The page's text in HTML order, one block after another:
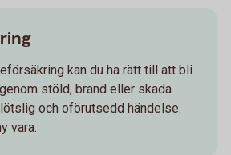
kan du ha rätt till att bli
stöld, brand eller skada
och oförutsedd händelse.
vara.